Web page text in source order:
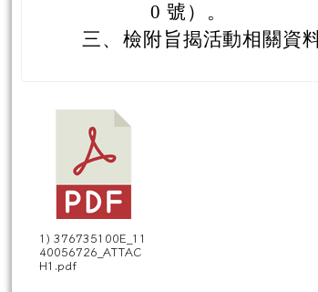
0 號）。
三、 檢附旨揭活動相關資
1) 376735100E_11
40056726_ATTAC
H1.pdf